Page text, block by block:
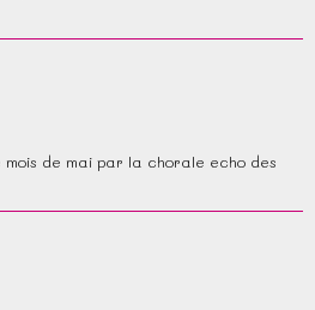
mois de mai par la chorale echo des